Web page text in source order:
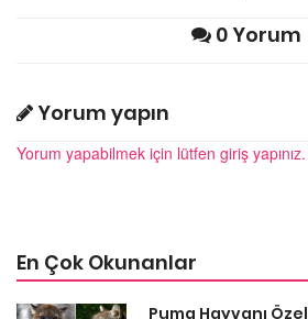
0 Yorum
Yorum yapın
Yorum yapabilmek için lütfen giriş yapınız.
En Çok Okunanlar
Puma Hayvanı